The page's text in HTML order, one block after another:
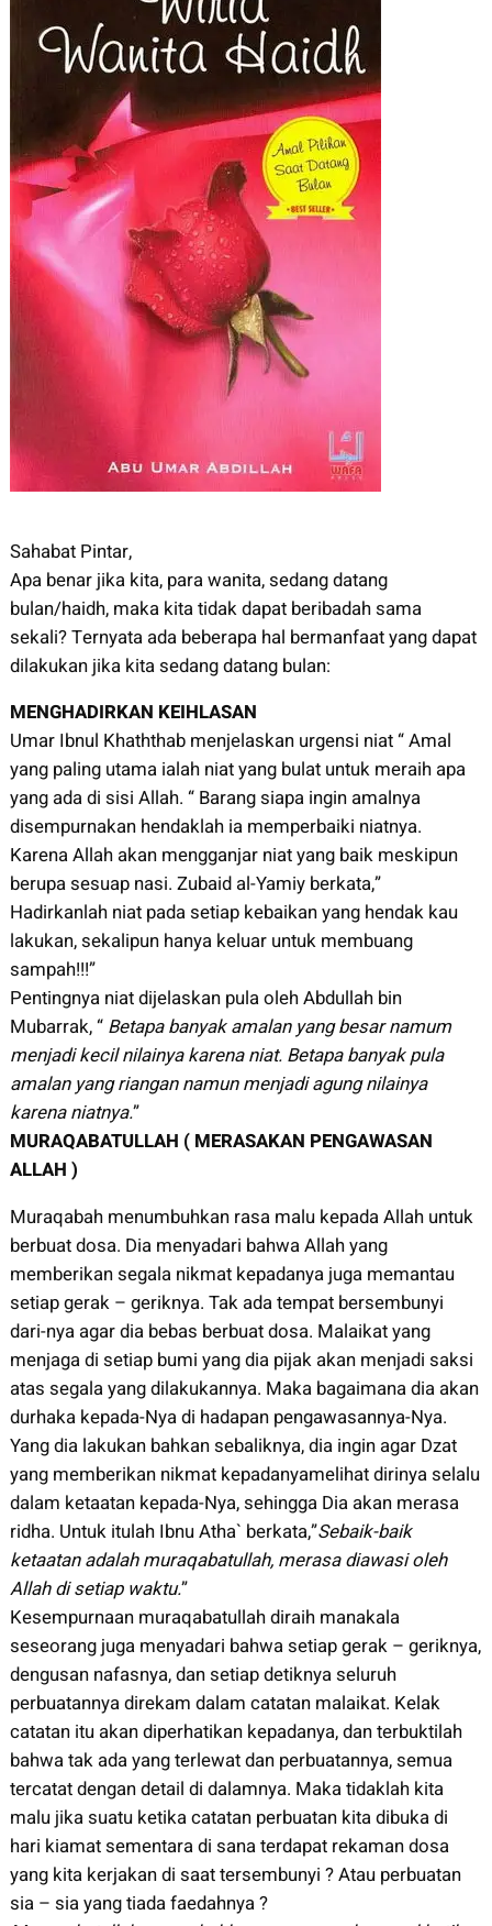
Sahabat Pintar,
Apa benar jika kita, para wanita, sedang datang
bulan/haidh, maka kita tidak dapat beribadah sama
sekali? Ternyata ada beberapa hal bermanfaat yang dapat
dilakukan jika kita sedang datang bulan:
MENGHADIRKAN KEIHLASAN
Umar Ibnul Khaththab menjelaskan urgensi niat “ Amal
yang paling utama ialah niat yang bulat untuk meraih apa
yang ada di sisi Allah. “ Barang siapa ingin amalnya
disempurnakan hendaklah ia memperbaiki niatnya.
Karena Allah akan mengganjar niat yang baik meskipun
berupa sesuap nasi. Zubaid al-Yamiy berkata,”
Hadirkanlah niat pada setiap kebaikan yang hendak kau
lakukan, sekalipun hanya keluar untuk membuang
sampah!!!”
Pentingnya niat dijelaskan pula oleh Abdullah bin
Mubarrak, “ Betapa banyak amalan yang besar namum
menjadi kecil nilainya karena niat. Betapa banyak pula
amalan yang riangan namun menjadi agung nilainya
karena niatnya.”
MURAQABATULLAH ( MERASAKAN PENGAWASAN
ALLAH )
Muraqabah menumbuhkan rasa malu kepada Allah untuk
berbuat dosa. Dia menyadari bahwa Allah yang
memberikan segala nikmat kepadanya juga memantau
setiap gerak – geriknya. Tak ada tempat bersembunyi
dari-nya agar dia bebas berbuat dosa. Malaikat yang
menjaga di setiap bumi yang dia pijak akan menjadi saksi
atas segala yang dilakukannya. Maka bagaimana dia akan
durhaka kepada-Nya di hadapan pengawasannya-Nya.
Yang dia lakukan bahkan sebaliknya, dia ingin agar Dzat
yang memberikan nikmat kepadanyamelihat dirinya selalu
dalam ketaatan kepada-Nya, sehingga Dia akan merasa
ridha. Untuk itulah Ibnu Atha` berkata,”Sebaik-baik
ketaatan adalah muraqabatullah, merasa diawasi oleh
Allah di setiap waktu.”
Kesempurnaan muraqabatullah diraih manakala
seseorang juga menyadari bahwa setiap gerak – geriknya,
dengusan nafasnya, dan setiap detiknya seluruh
perbuatannya direkam dalam catatan malaikat. Kelak
catatan itu akan diperhatikan kepadanya, dan terbuktilah
bahwa tak ada yang terlewat dan perbuatannya, semua
tercatat dengan detail di dalamnya. Maka tidaklah kita
malu jika suatu ketika catatan perbuatan kita dibuka di
hari kiamat sementara di sana terdapat rekaman dosa
yang kita kerjakan di saat tersembunyi ? Atau perbuatan
sia – sia yang tiada faedahnya ?